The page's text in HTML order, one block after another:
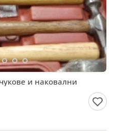
и наковални